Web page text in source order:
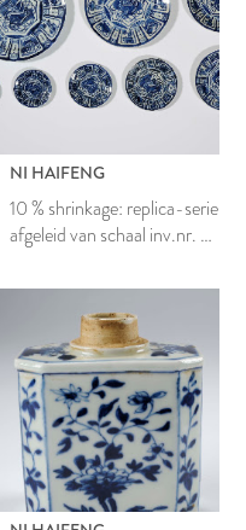
NI HAIFENG
10 % shrinkage: replica-serie
afgeleid van schaal inv.nr. B